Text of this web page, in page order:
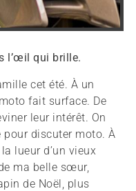
l’œil qui brille.
cet été. À un
fait surface. De
leur intérêt. On
discuter moto. À
lueur d’un vieux
ma belle sœur,
de Noël, plus